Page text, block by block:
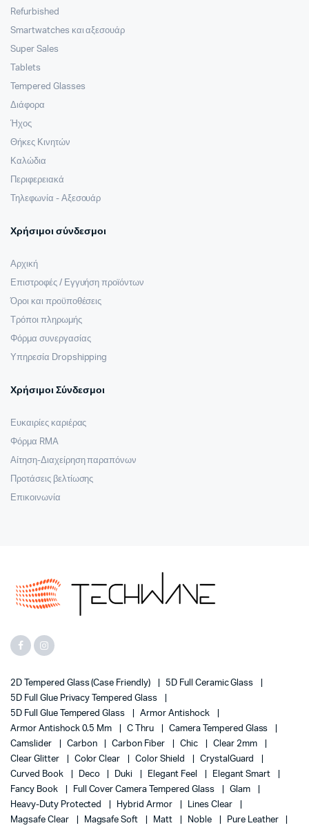
Refurbished
Smartwatches και αξεσουάρ
Super Sales
Tablets
Tempered Glasses
Διάφορα
Ήχος
Θήκες Κινητών
Καλώδια
Περιφερειακά
Τηλεφωνία - Αξεσουάρ
Χρήσιμοι σύνδεσμοι
Αρχική
Επιστροφές / Εγγυήση προϊόντων
Όροι και προϋποθέσεις
Τρόποι πληρωμής
Φόρμα συνεργασίας
Υπηρεσία Dropshipping
Χρήσιμοι Σύνδεσμοι
Ευκαιρίες καριέρας
Φόρμα RMA
Αίτηση-Διαχείρηση παραπόνων
Προτάσεις βελτίωσης
Επικοινωνία
2D Tempered Glass (case Friendly)
5D Full Ceramic Glass
5D Full Glue Privacy Tempered Glass
5D Full Glue Tempered Glass
Armor Antishock
Armor Antishock 0.5 Mm
C Thru
Camera Tempered Glass
Camslider
Carbon Carbon Fiber Chic
Clear 2mm
Clear Glitter
Color Clear Color Shield
CrystalGuard
Curved Book
Deco Duki Elegant Feel
Elegant Smart
Fancy Book
Full Cover Camera Tempered Glass
Glam
Heavy-Duty Protected
Hybrid Armor
Lines Clear
Magsafe Clear
Magsafe Soft Matt Noble Pure Leather